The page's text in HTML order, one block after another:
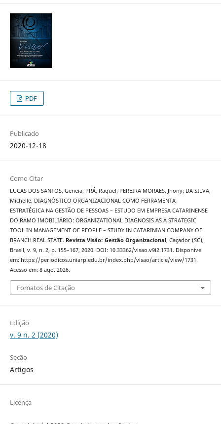
PDF
Publicado
2020-12-18
Como Citar
LUCAS DOS SANTOS, Geneia; PRÁ, Raquel; PEREIRA MORAES, Jhony; DA SILVA,
Michelle. DIAGNÓSTICO ORGANIZACIONAL COMO FERRAMENTA
ESTRATÉGICA NA GESTÃO DE PESSOAS – ESTUDO EM EMPRESA CATARINENSE
DO RAMO IMOBILIÁRIO: ORGANIZATIONAL DIAGNOSIS AS A STRATEGIC
TOOL IN MANAGEMENT OF PEOPLE – STUDY IN CATARINIAN COMPANY OF
BRANCH REAL STATE. Revista Visão: Gestão Organizacional, Caçador (SC),
Brasil, v. 9, n. 2, p. 155–167, 2020. DOI: 10.33362/visao.v9i2.1731. Disponível
em: https://periodicos.uniarp.edu.br/index.php/visao/article/view/1731.
Acesso em: 8 ago. 2026.
Fomatos de Citação
Edição
v. 9 n. 2 (2020)
Seção
Artigos
Licença